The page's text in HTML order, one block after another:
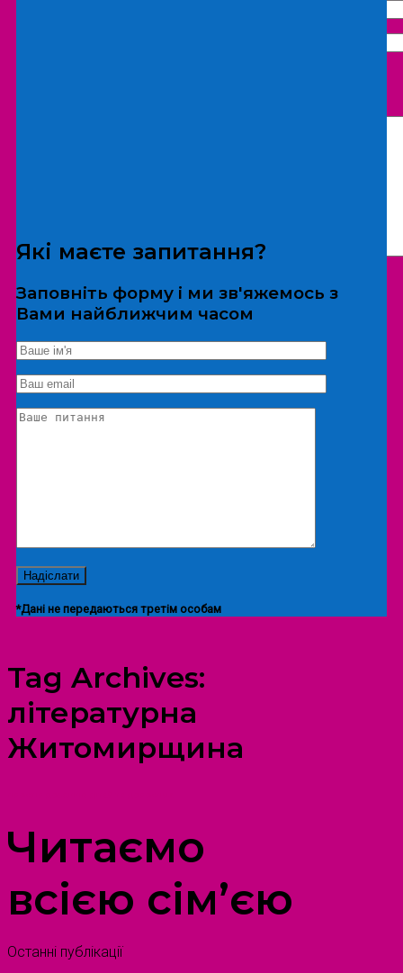
*Дані не передаються третім особам
Екскурсія/локація
Які маєте запитання?
Заповніть форму і ми зв'яжемось з
Вами найближчим часом
*Дані не передаються третім особам
Tag Archives:
літературна
Житомирщина
Читаємо
всією сім’єю
Останні публікації